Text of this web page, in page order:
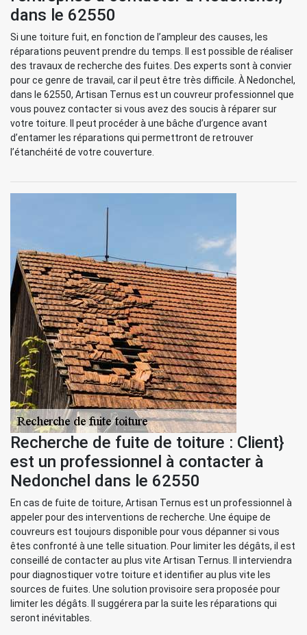
dans le 62550
Si une toiture fuit, en fonction de l’ampleur des causes, les
réparations peuvent prendre du temps. Il est possible de réaliser
des travaux de recherche des fuites. Des experts sont à convier
pour ce genre de travail, car il peut être très difficile. À Nedonchel,
dans le 62550, Artisan Ternus est un couvreur professionnel que
vous pouvez contacter si vous avez des soucis à réparer sur
votre toiture. Il peut procéder à une bâche d’urgence avant
d’entamer les réparations qui permettront de retrouver
l’étanchéité de votre couverture.
Recherche de fuite de toiture : Client}
est un professionnel à contacter à
Nedonchel dans le 62550
En cas de fuite de toiture, Artisan Ternus est un professionnel à
appeler pour des interventions de recherche. Une équipe de
couvreurs est toujours disponible pour vous dépanner si vous
êtes confronté à une telle situation. Pour limiter les dégâts, il est
conseillé de contacter au plus vite Artisan Ternus. Il interviendra
pour diagnostiquer votre toiture et identifier au plus vite les
sources de fuites. Une solution provisoire sera proposée pour
limiter les dégâts. Il suggérera par la suite les réparations qui
seront inévitables.